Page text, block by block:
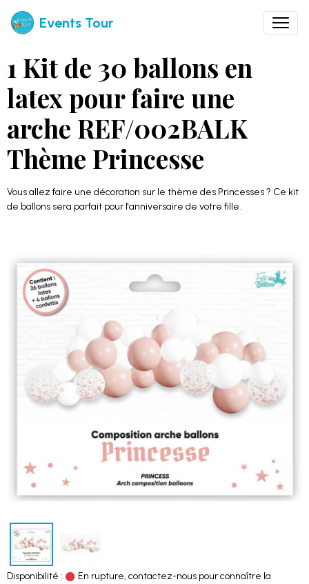
Events Tour
1 Kit de 30 ballons en
latex pour faire une
arche REF/002BALK
Thème Princesse
Vous allez faire une décoration sur le thème des Princesses ? Ce kit
de ballons sera parfait pour l'anniversaire de votre fille.
Disponibilité :
En rupture, contactez-nous pour connaître la